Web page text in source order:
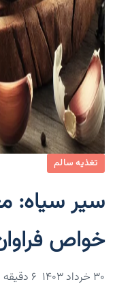
تغذیه سالم
سیر سیاه:
خواص
۳۰ خرداد ۱۴۰۳